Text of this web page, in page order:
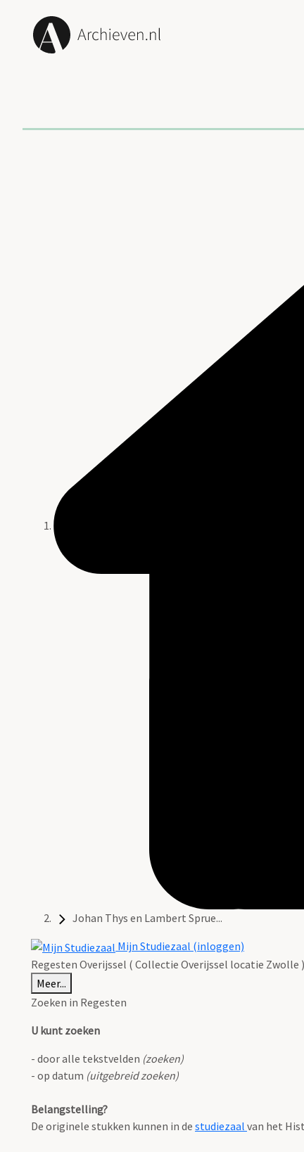
Johan Thys en Lambert Sprue...
Mijn Studiezaal (inloggen)
Regesten Overijssel ( Collectie Overijssel locatie Zwolle )
Meer...
Zoeken in Regesten
U kunt zoeken
- door alle tekstvelden (zoeken)
- op datum (uitgebreid zoeken)
Belangstelling?
De originele stukken kunnen in de studiezaal van het